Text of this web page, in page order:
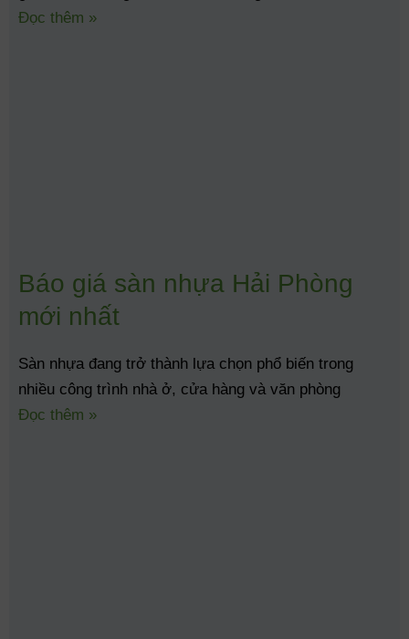
Đọc thêm »
Báo giá sàn nhựa Hải Phòng
mới nhất
Sàn nhựa đang trở thành lựa chọn phổ biến trong
nhiều công trình nhà ở, cửa hàng và văn phòng
Đọc thêm »